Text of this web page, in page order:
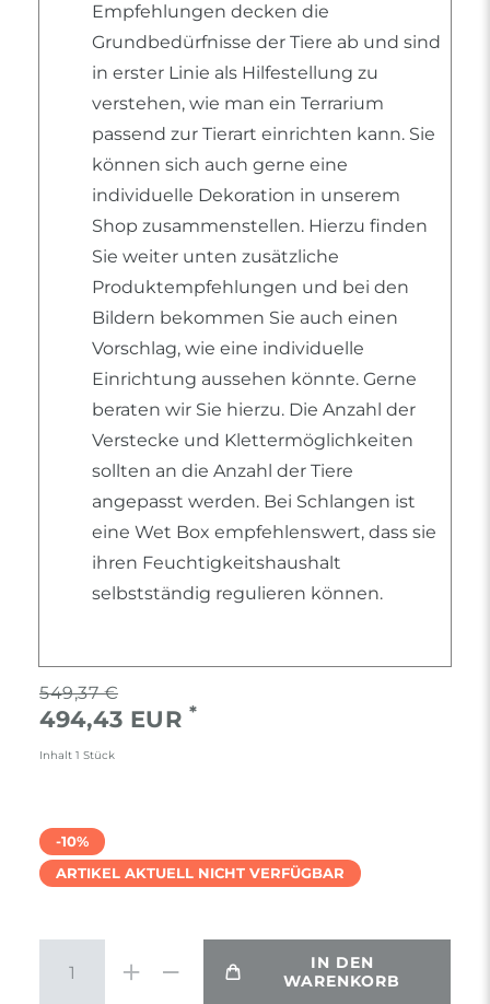
Empfehlungen decken die
Grundbedürfnisse der Tiere ab und sind
in erster Linie als Hilfestellung zu
verstehen, wie man ein Terrarium
passend zur Tierart einrichten kann. Sie
können sich auch gerne eine
individuelle Dekoration in unserem
Shop zusammenstellen. Hierzu finden
Sie weiter unten zusätzliche
Produktempfehlungen und bei den
Bildern bekommen Sie auch einen
Vorschlag, wie eine individuelle
Einrichtung aussehen könnte. Gerne
beraten wir Sie hierzu. Die Anzahl der
Verstecke und Klettermöglichkeiten
sollten an die Anzahl der Tiere
angepasst werden. Bei Schlangen ist
eine Wet Box empfehlenswert, dass sie
ihren Feuchtigkeitshaushalt
selbstständig regulieren können.
549,37 €
494,43 EUR *
Inhalt 1 Stück
-10%
ARTIKEL AKTUELL NICHT VERFÜGBAR
IN DEN
WARENKORB